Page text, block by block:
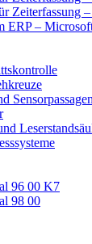
Zeiterfassung
ERP –
Sensorpassagen
96 00 K7
98 00